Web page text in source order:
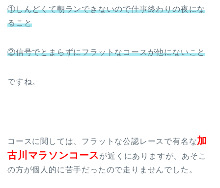
①しんどくて朝ランできないので仕事終わりの夜にな
ること
②信号でとまらずにフラットなコースが他にないこと
ですね。
コースに関しては、フラットな公認レースで有名な加
古川マラソンコースが近くにありますが、あそこ
の方が個人的に苦手だったので走りませんでした。